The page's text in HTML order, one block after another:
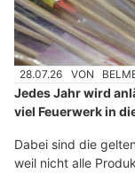
28.07.26 VON
Jedes Jahr wird
viel Feuerwerk in
Dabei sind die
weil nicht alle